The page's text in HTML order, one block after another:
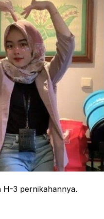
H-3 pernikahannya.